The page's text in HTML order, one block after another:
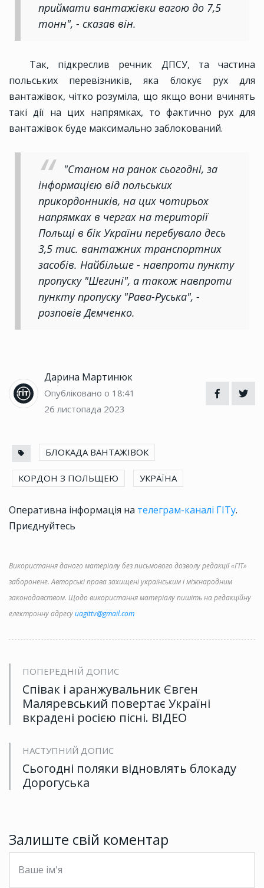
приймати вантажівки вагою до 7,5
тонн", - сказав він.
Так, підкреслив речник ДПСУ, та частина
польських перевізників, яка блокує рух для
вантажівок, чітко розуміла, що якщо вони вчинять
такі дії на цих напрямках, то фактично рух для
вантажівок буде максимально заблокований.
"Станом на ранок сьогодні, за
інформацією від польських
прикордонників, на цих чотирьох
напрямках в чергах на території
Польщі в бік України перебувало десь
3,5 тис. вантажних транспортних
засобів. Найбільше - навпроти пункту
пропуску "Шегині", а також навпроти
пункту пропуску "Рава-Руська", -
розповів Демченко.
Дарина Мартинюк
Опубліковано о 18:41
26 листопада 2023
БЛОКАДА ВАНТАЖІВОК
КОРДОН З ПОЛЬЩЕЮ УКРАЇНА
Оперативна інформація на телеграм-каналі ГІТу.
Приєднуйтесь
Використання даного матеріалу без письмового дозволу редакції «ГІТ»
заборонене. Авторські права захищені українським і міжнародним
законодавством. Щодо використання матеріалу пишіть на редакційну
електронну адресуuagittv@gmail.com
ПОПЕРЕДНІЙ ДОПИС
Співак і аранжувальник Євген
Маляревський повертає Україні
вкрадені росією пісні. ВІДЕО
НАСТУПНИЙ ДОПИС
Сьогодні поляки відновлять блокаду
Дорогуська
Залиште свій коментар